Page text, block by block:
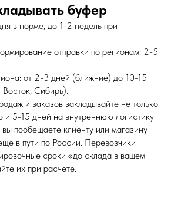
буфер
в норме, до 1-2 недель при
отправки по регионам: 2-5
от 2-3 дней (ближние) до 10-15
Сибирь).
и заказов закладывайте не только
и 5-15 дней на внутреннюю логистику
пообещаете клиенту или магазину
в пути по России. Перевозчики
сроки «до склада в вашем
их при расчёте.